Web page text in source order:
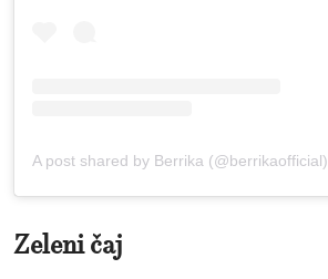
A post shared by Berrika (@berrikaofficial)
Zeleni čaj